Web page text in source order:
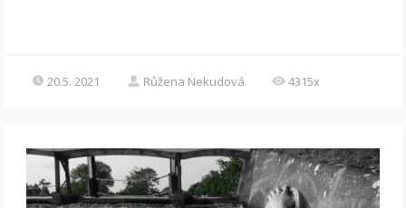
20.5. 2021 Růžena Nekudová 4315x